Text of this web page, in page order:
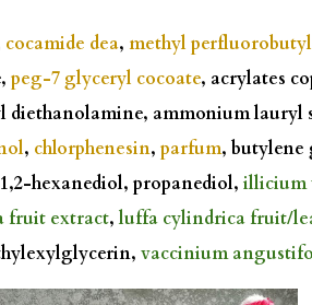
cocamide dea, methyl
peg-7 glyceryl cocoate, acrylates
diethanolamine, ammonium lauryl
, chlorphenesin, parfum,
hexanediol, propanediol, illicium
fruit extract, luffa cylindrica fruit/
vaccinium